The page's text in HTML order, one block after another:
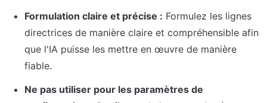
Formulation claire et précise : Formulez les lignes
directrices de manière claire et compréhensible afin
que l'IA puisse les mettre en œuvre de manière
fiable.
Ne pas utiliser pour les paramètres de